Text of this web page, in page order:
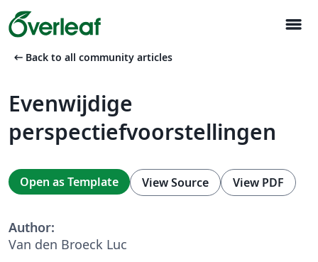
menu
arrow_left_alt Back to all community articles
Evenwijdige
perspectiefvoorstellingen
Open as Template View Source View PDF
Author:
Van den Broeck Luc